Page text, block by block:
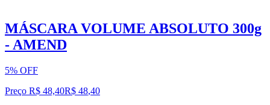
MÁSCARA VOLUME ABSOLUTO 300g
- AMEND
5% OFF
Preço R$ 48,40R$ 48,40